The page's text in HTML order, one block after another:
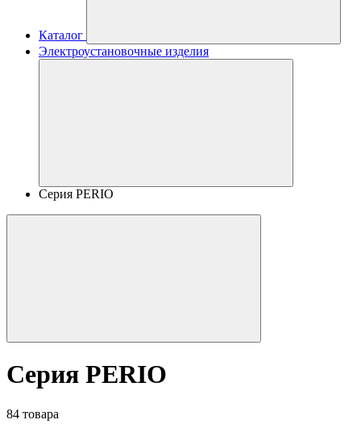
Каталог
Электроустановочные изделия
Серия PERIO
Серия PERIO
84 товара